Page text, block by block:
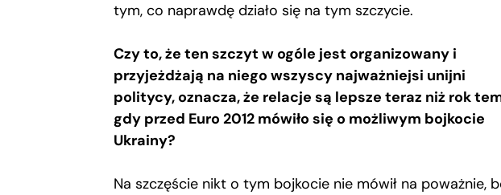
tym, co naprawdę działo się na tym szczycie.
Czy to, że ten szczyt w ogóle jest organizowany i
przyjeżdżają na niego wszyscy najważniejsi unijni
politycy, oznacza, że relacje są lepsze teraz niż rok
gdy przed Euro 2012 mówiło się o możliwym bojkocie
Ukrainy?
Na szczęście nikt o tym bojkocie nie mówił na poważnie,